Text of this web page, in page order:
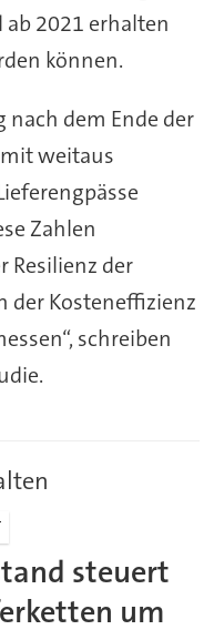
2021 erhalten
können.
dem Ende der
weitaus
Zahlen
Resilienz der
der Kosteneffizienz
schreiben
steuert
um